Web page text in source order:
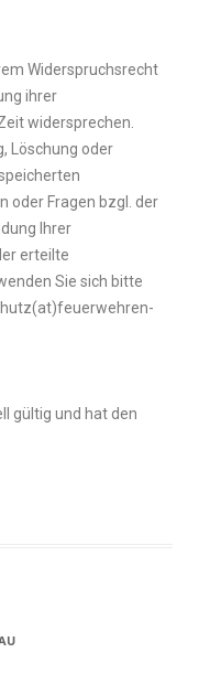
Widerspruchsrecht
ihrer
widersprechen.
Löschung oder
oder Fragen bzgl. der
Ihrer
erteilte
Sie sich bitte
gültig und hat den